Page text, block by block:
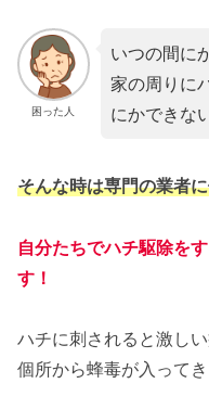
困った人
いつの間に
家の周りに
にかできな
そんな時は専門の業者
自分たちでハチ駆除を
す！
ハチに刺されると激し
個所から蜂毒が入ってき